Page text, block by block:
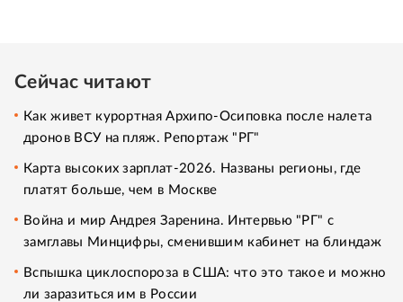
Сейчас читают
Как живет курортная Архипо-Осиповка после налета
дронов ВСУ на пляж. Репортаж "РГ"
Карта высоких зарплат-2026. Названы регионы, где
платят больше, чем в Москве
Война и мир Андрея Заренина. Интервью "РГ" с
замглавы Минцифры, сменившим кабинет на блиндаж
Вспышка циклоспороза в США: что это такое и можно
ли заразиться им в России